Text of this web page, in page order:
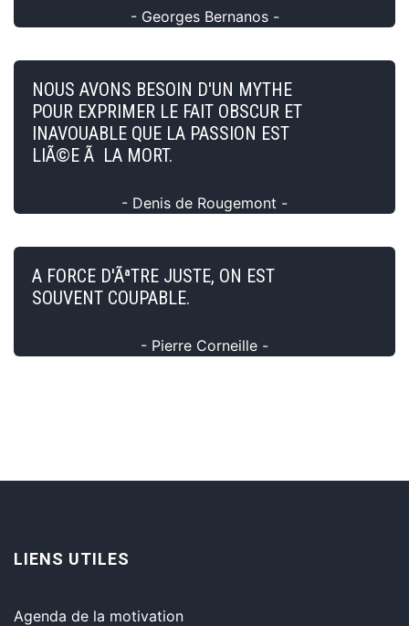
- Georges Bernanos -
NOUS AVONS BESOIN D'UN MYTHE
POUR EXPRIMER LE FAIT OBSCUR ET
INAVOUABLE QUE LA PASSION EST
LIÃ©E Ã LA MORT.
- Denis de Rougemont -
A FORCE D'ÃªTRE JUSTE, ON EST
SOUVENT COUPABLE.
- Pierre Corneille -
LIENS UTILES
Agenda de la motivation